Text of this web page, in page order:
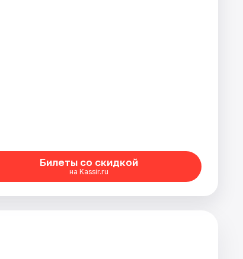
Билеты со скидкой
на Kassir.ru